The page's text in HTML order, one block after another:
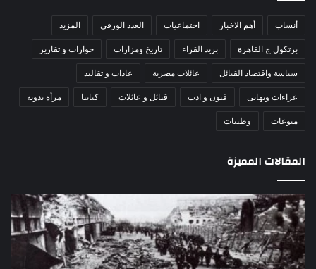
أنساب أهم الاخبار اجتماعيات العدد الورقى المزيد
برتكول ج القاهرة بريد القراء تاريخ ومزارات حوارات و تقارير
سياسة واقتصاد القبائل عائلات مصرية عادات و تقاليد
عزاءات وتهانى فنون و ادب قبائل و عائلات كتابنا مرأه بدوية
منوعات وطنيات
المقالات المميزة
مذبحة
اللد..
القصة
الكاملة
لإحدى